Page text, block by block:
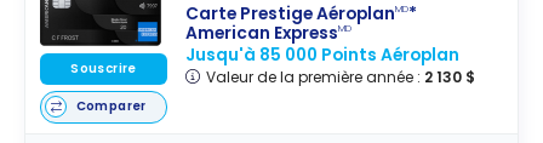
Carte Prestige AéroplanMD*
American ExpressMD
Jusqu'à 85 000 Points Aéroplan
Valeur de la première année : 2 130 $
Souscrire
Comparer